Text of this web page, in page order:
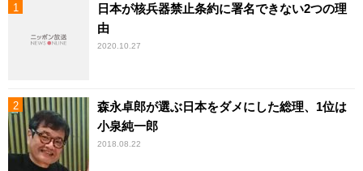
日本が核兵器禁止条約に署名できない2つの理
由
2020.10.27
森永卓郎が選ぶ日本をダメにした総理、1位は
小泉純一郎
2018.08.22